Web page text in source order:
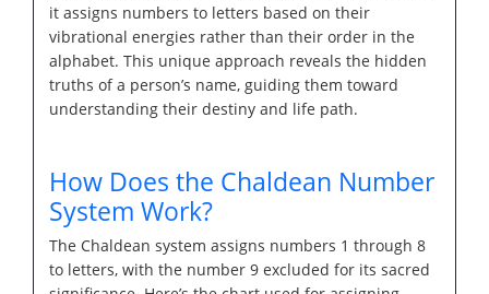
it assigns numbers to letters based on their
vibrational energies rather than their order in the
alphabet. This unique approach reveals the hidden
truths of a person’s name, guiding them toward
understanding their destiny and life path.
How Does the Chaldean Number
System Work?
The Chaldean system assigns numbers 1 through 8
to letters, with the number 9 excluded for its sacred